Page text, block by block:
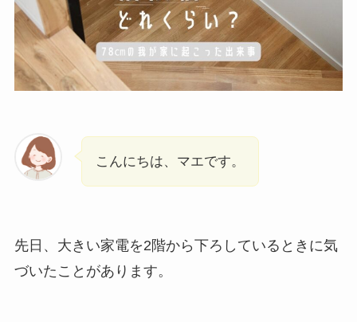
こんにちは、マエです。
先日、大きい家電を2階から下ろしているときに気
づいたことがあります。